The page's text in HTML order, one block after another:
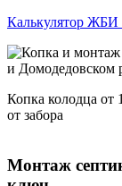
Калькулятор ЖБИ
Копка колодца от
от забора
Монтаж